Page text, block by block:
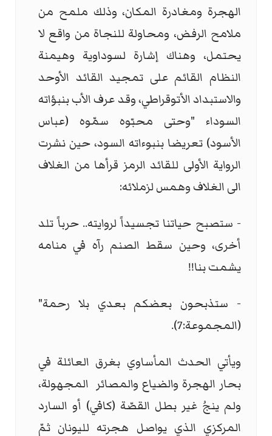
الهجرة ومغادرة المكان، وذلك ملمح من
ملامح الرفض، ومحاولة للنجاة من واقع لا
يحتمل، وهناك إشارة لسوداوية وهيمنة
النظام القائم على تمجيد القائد الأوحد
والاستبداد الأتوقراطي، وقد عرف الأب بنبؤاته
السوداء "وحتى محبّوه سمّوه (عباس
الأسود) تعريضا بنبوءاته السود، حين نشرت
الرواية الأولى للقائد الرمز قرأها من الغلاف
الى الغلاف وهمس لزملائه:
- ستصبح حياتنا تجسيداً لروايته.. حرباً تلد
أخرى، وحين سقط الصنم رآه في منامه
يشمت بنا!!
- ستذبحون بعضكم بعدي بلا رحمة"
(المجموعة:7).
ويأتي الحدث المأساوي بغرق العائلة في
بحار الهجرة والضياع والمصائر المجهولة،
ولم ينجُ غير بطل القصّة (كافي) أو السارد
المركزي الذي يواصل هجرته لليونان ثمّ